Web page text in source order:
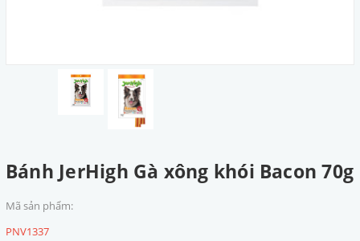
Bánh JerHigh Gà xông khói Bacon 70g
Mã sản phẩm:
PNV1337